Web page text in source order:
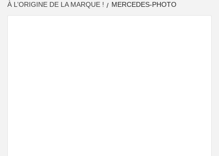
À L’ORIGINE DE LA MARQUE !
MERCEDES-PHOTO